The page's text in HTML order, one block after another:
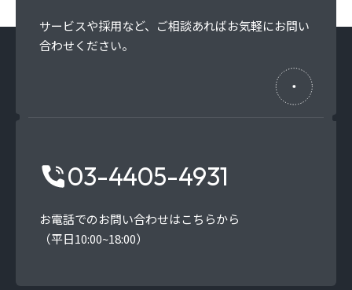
サービスや採用など、 ご相談あればお気軽にお問い
合わせください。
03-4405-4931
お電話でのお問い合わせはこちらから
（平日10:00~18:00）